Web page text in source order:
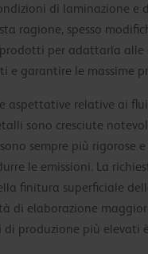
di laminazione e
ragione, spesso
per adattarla alle
e garantire le massime
aspettative relative ai
sono cresciute
sempre più rigorose
le emissioni. La
finitura superficiale
di elaborazione
produzione più elevati